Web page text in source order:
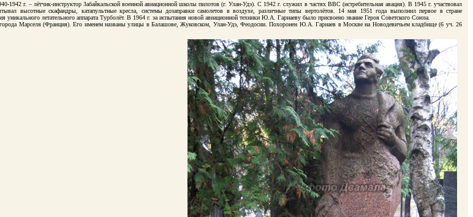
г. – лётчик-инструктор Забайкальской военной авиационной школы пилотов (г. Улан-Удэ). С 1942 г. служил в частях ВВС (истребительная авация). В 1945 г. участвовал
высотные скафандры, катапультные кресла, системы дозаправки самолетов в воздухе, различные типы вертолётов. 14 мая 1951 года выполнил первое в стране
летательного аппарата Турболёт. В 1964 г. за испытания новой авиационной техники Ю.А. Гарнаеву было присвоено звание Героя Советского Союза.
Марселя (Франция). Его именем названы улицы в Балашове, Жуковском, Улан-Удэ, Феодосии. Похоронен Ю.А. Гарнаев в Москве на Новодевичьем кладбище (6 уч. 26